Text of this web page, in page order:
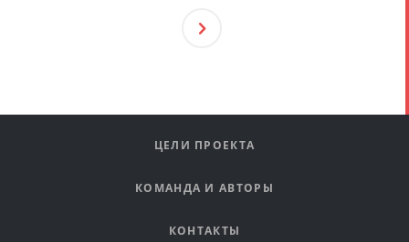
Ующ
ЦЕЛИ ПРОЕКТА
КОМАНДА И АВТОРЫ
КОНТАКТЫ